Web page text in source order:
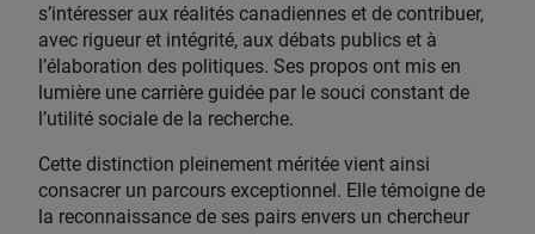
s’intéresser aux réalités canadiennes et de contribuer,
avec rigueur et intégrité, aux débats publics et à
l’élaboration des politiques. Ses propos ont mis en
lumière une carrière guidée par le souci constant de
l’utilité sociale de la recherche.
Cette distinction pleinement méritée vient ainsi
consacrer un parcours exceptionnel. Elle témoigne de
la reconnaissance de ses pairs envers un chercheur